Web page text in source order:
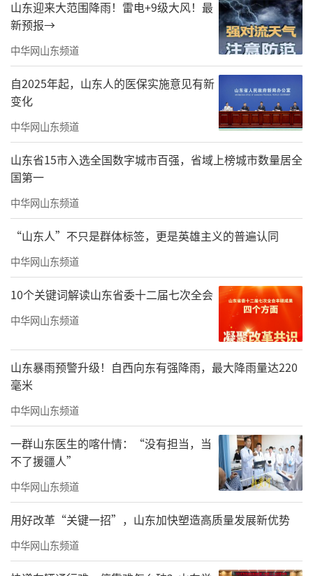
这是2024年1月10日拍摄的山东港口日照港集装箱码头（无人机照
片）。新华社记者 郭绪雷 摄
“互联互通意味着人流、物流、信息流加
速畅通。”山东省宏观经济研究院副院长高福
一认为，各条物流通道的建设，对推动生产要
素顺畅流通，以及各地产业之间的优势互补有
极大促进作用。
区域融合发展通道释放“黄金效应”
依托港口众多、航线密集、中欧班列辐射
区域广等优势，山东在国际贸易上能够东连日
韩、西接欧亚。
这是2024年4月15日拍摄的位于山东省青岛市的上合示范区多式联
运中心（无人机照片）。新华社记者 李小波 摄
山东迎来大范围降雨！雷电+9级大风！最
新预报→
中华网山东频道
自2025年起，山东人的医保实施意见有新
变化
中华网山东频道
山东省15市入选全国数字城市百强，省域上榜城市数量居全
国第一
中华网山东频道
“山东人”不只是群体标签，更是英雄主义的普遍认同
中华网山东频道
10个关键词解读山东省委十二届七次全会
中华网山东频道
山东暴雨预警升级！自西向东有强降雨，最大降雨量达220
毫米
中华网山东频道
一群山东医生的喀什情：“没有担当，当
不了援疆人”
中华网山东频道
用好改革“关键一招”，山东加快塑造高质量发展新优势
中华网山东频道